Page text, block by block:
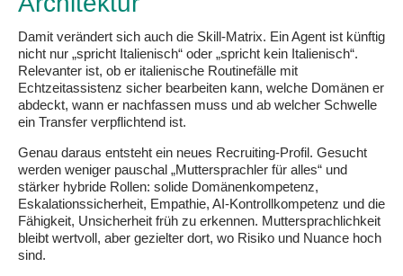
Damit verändert sich auch die Skill-Matrix. Ein Agent ist künftig
nicht nur „spricht Italienisch“ oder „spricht kein Italienisch“.
Relevanter ist, ob er italienische Routinefälle mit
Echtzeitassistenz sicher bearbeiten kann, welche Domänen er
abdeckt, wann er nachfassen muss und ab welcher Schwelle
ein Transfer verpflichtend ist.
Genau daraus entsteht ein neues Recruiting-Profil. Gesucht
werden weniger pauschal „Muttersprachler für alles“ und
stärker hybride Rollen: solide Domänenkompetenz,
Eskalationssicherheit, Empathie, AI-Kontrollkompetenz und die
Fähigkeit, Unsicherheit früh zu erkennen. Muttersprachlichkeit
bleibt wertvoll, aber gezielter dort, wo Risiko und Nuance hoch
sind.